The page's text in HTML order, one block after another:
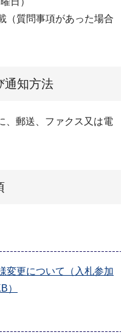
（質問事項があった場合
通知方法
、郵送、ファクス又は電
変更について（入札参加
）